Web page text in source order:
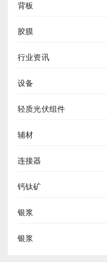
背板
胶膜
行业资讯
设备
轻质光伏组件
辅材
连接器
钙钛矿
银浆
银浆